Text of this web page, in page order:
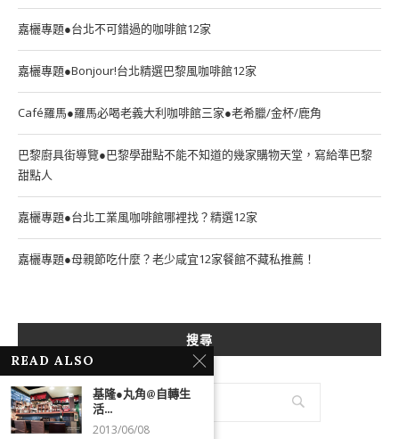
嘉欐專題●台北不可錯過的咖啡館12家
嘉欐專題●Bonjour!台北精選巴黎風咖啡館12家
Café羅馬●羅馬必喝老義大利咖啡館三家●老希臘/金杯/鹿角
巴黎廚具街導覽●巴黎學甜點不能不知道的幾家購物天堂，寫給準巴黎
甜點人
嘉欐專題●台北工業風咖啡館哪裡找？精選12家
嘉欐專題●母親節吃什麼？老少咸宜12家餐館不藏私推薦！
搜尋
READ ALSO
基隆●丸角@自轉生
活...
2013/06/08